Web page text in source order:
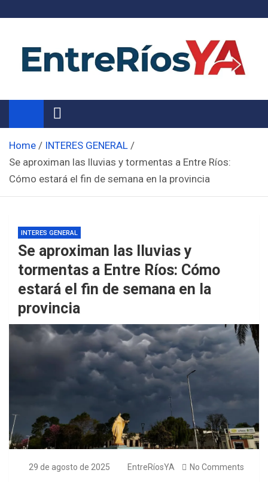
Noticias de Entre Ríos
Información de toda la provincia ahora
Home
INTERES GENERAL
Se aproximan las lluvias y tormentas a Entre Ríos:
Cómo estará el fin de semana en la provincia
INTERES GENERAL
Se aproximan las lluvias y
tormentas a Entre Ríos: Cómo
estará el fin de semana en la
provincia
29 de agosto de 2025 EntreRíosYA No Comments